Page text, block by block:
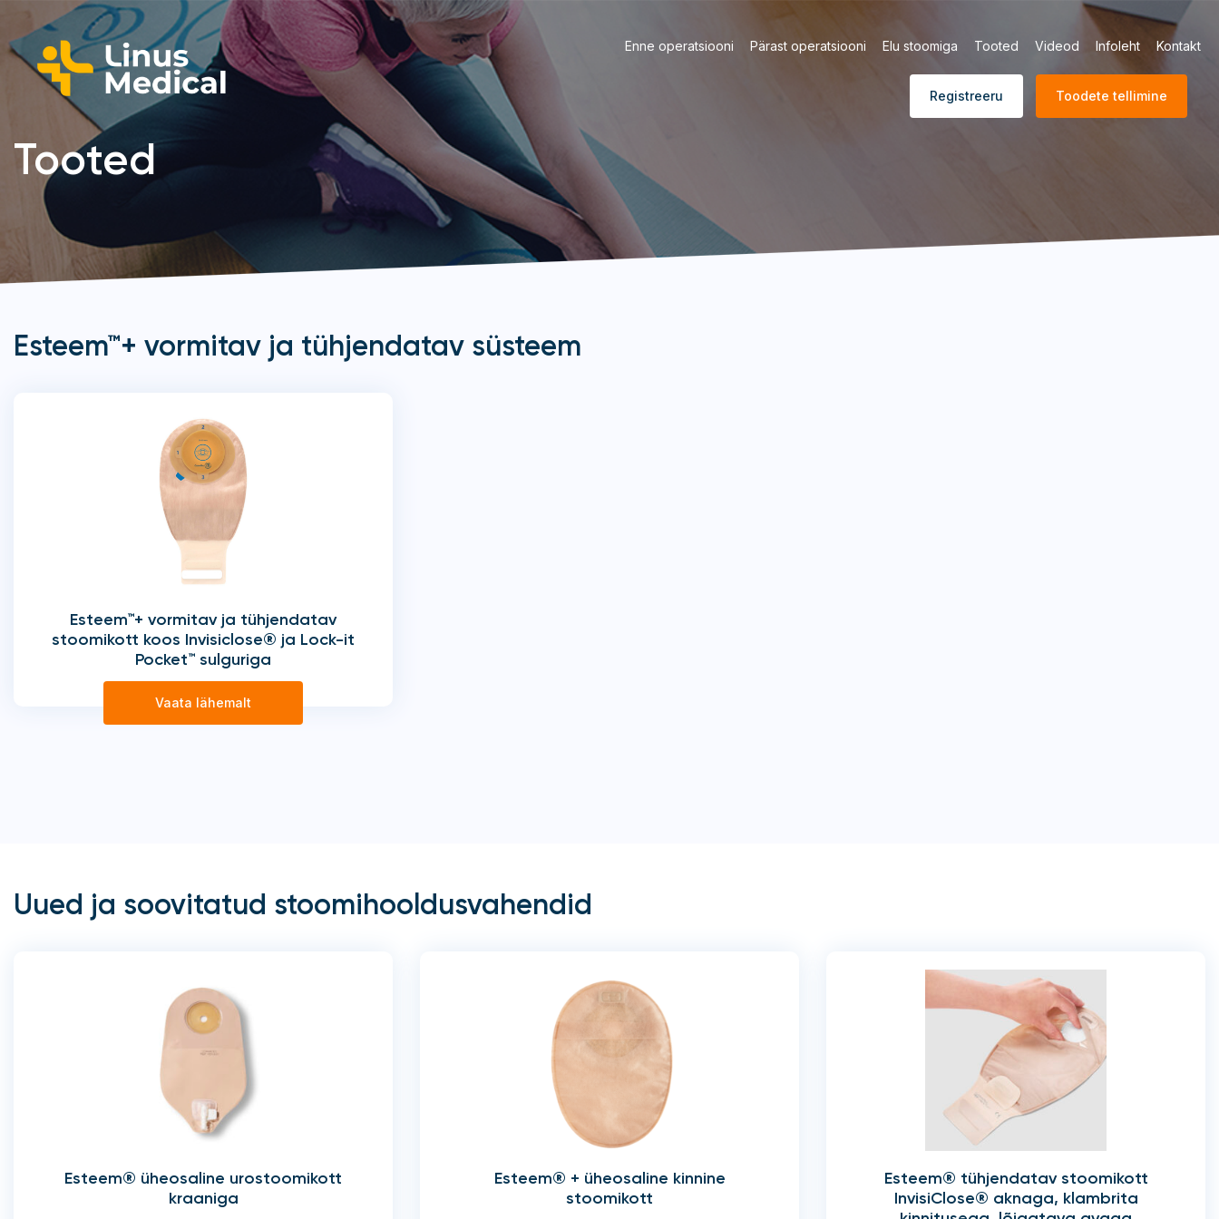
Enne operatsiooni Pärast operatsiooni Elu stoomiga Tooted Videod Infoleht Kontakt
Registreeru Toodete tellimine
Tooted
Esteem™+ vormitav ja tühjendatav süsteem
Esteem™+ vormitav ja tühjendatav
stoomikott koos Invisiclose® ja Lock-it
Pocket™ sulguriga
Vaata lähemalt
Uued ja soovitatud stoomihooldusvahendid
Esteem® üheosaline urostoomikott
kraaniga
Esteem® + üheosaline kinnine
stoomikott
Esteem® tühjendatav stoomikott
InvisiClose® aknaga, klambrita